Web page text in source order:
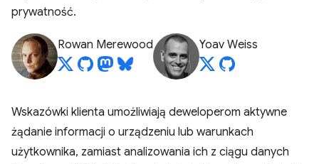
prywatność.
Rowan Merewood Yoav Weiss
Wskazówki klienta umożliwiają deweloperom aktywne
żądanie informacji o urządzeniu lub warunkach
użytkownika, zamiast analizowania ich z ciągu danych